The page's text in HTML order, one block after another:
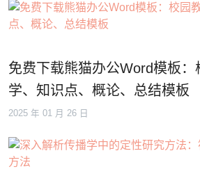
免费下载熊猫办公Word模板
学、知识点、概论、总结模板
2025 年 01 月 26 日